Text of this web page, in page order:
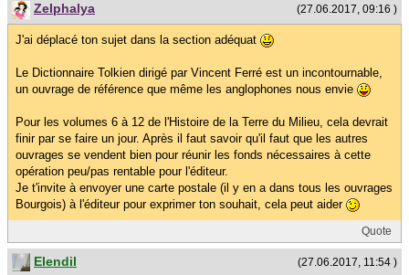
(27.06.2017, 09:16 )
Zelphalya
J'ai déplacé ton sujet dans la section adéquat
Le Dictionnaire Tolkien dirigé par Vincent Ferré est un incontournable,
un ouvrage de référence que même les anglophones nous envie
Pour les volumes 6 à 12 de l'Histoire de la Terre du Milieu, cela devrait
finir par se faire un jour. Après il faut savoir qu'il faut que les autres
ouvrages se vendent bien pour réunir les fonds nécessaires à cette
opération peu/pas rentable pour l'éditeur.
Je t'invite à envoyer une carte postale (il y en a dans tous les ouvrages
Bourgois) à l'éditeur pour exprimer ton souhait, cela peut aider
Quote
(27.06.2017, 11:54 )
Elendil